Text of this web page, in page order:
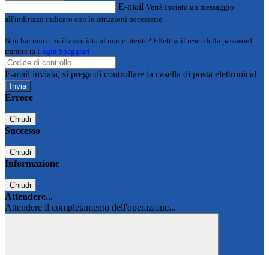
E-mail Verrà inviato un messaggio
all'indirizzo indicato con le istruzioni necessarie.
Non hai una e-mail associata al nome utente? Effettua il reset della password
tramite la Login Spaggiari
E-mail inviata, si prega di controllare la casella di posta elettronica!
Errore
Chiudi
Successo
Chiudi
Informazione
Chiudi
Attendere...
Attendere il completamento dell'operazione...